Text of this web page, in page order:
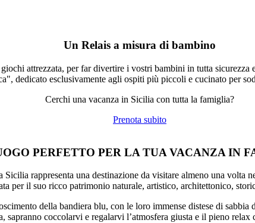
Un Relais a misura di bambino
attrezzata, per far divertire i vostri bambini in tutta
dedicato esclusivamente agli ospiti più piccoli e cucinato per
Cerchi una vacanza in Sicilia con tutta la famiglia?
Prenota subito
PERFETTO PER LA TUA VACANZA IN
Sicilia rappresenta una destinazione da visitare almeno una volta
per il suo ricco patrimonio naturale, artistico, architettonico,
della bandiera blu, con le loro immense distese di
sapranno coccolarvi e regalarvi l’atmosfera giusta e il pieno